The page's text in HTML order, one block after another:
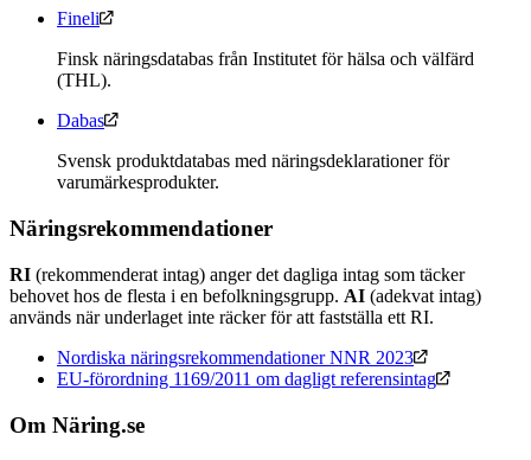
Fineli
Finsk näringsdatabas från Institutet för hälsa och välfärd
(THL).
Dabas
Svensk produktdatabas med näringsdeklarationer för
varumärkesprodukter.
Näringsrekommendationer
RI (rekommenderat intag) anger det dagliga intag som täcker
behovet hos de flesta i en befolkningsgrupp. AI (adekvat intag)
används när underlaget inte räcker för att fastställa ett RI.
Nordiska näringsrekommendationer NNR 2023
EU-förordning 1169/2011 om dagligt referensintag
Om Näring.se